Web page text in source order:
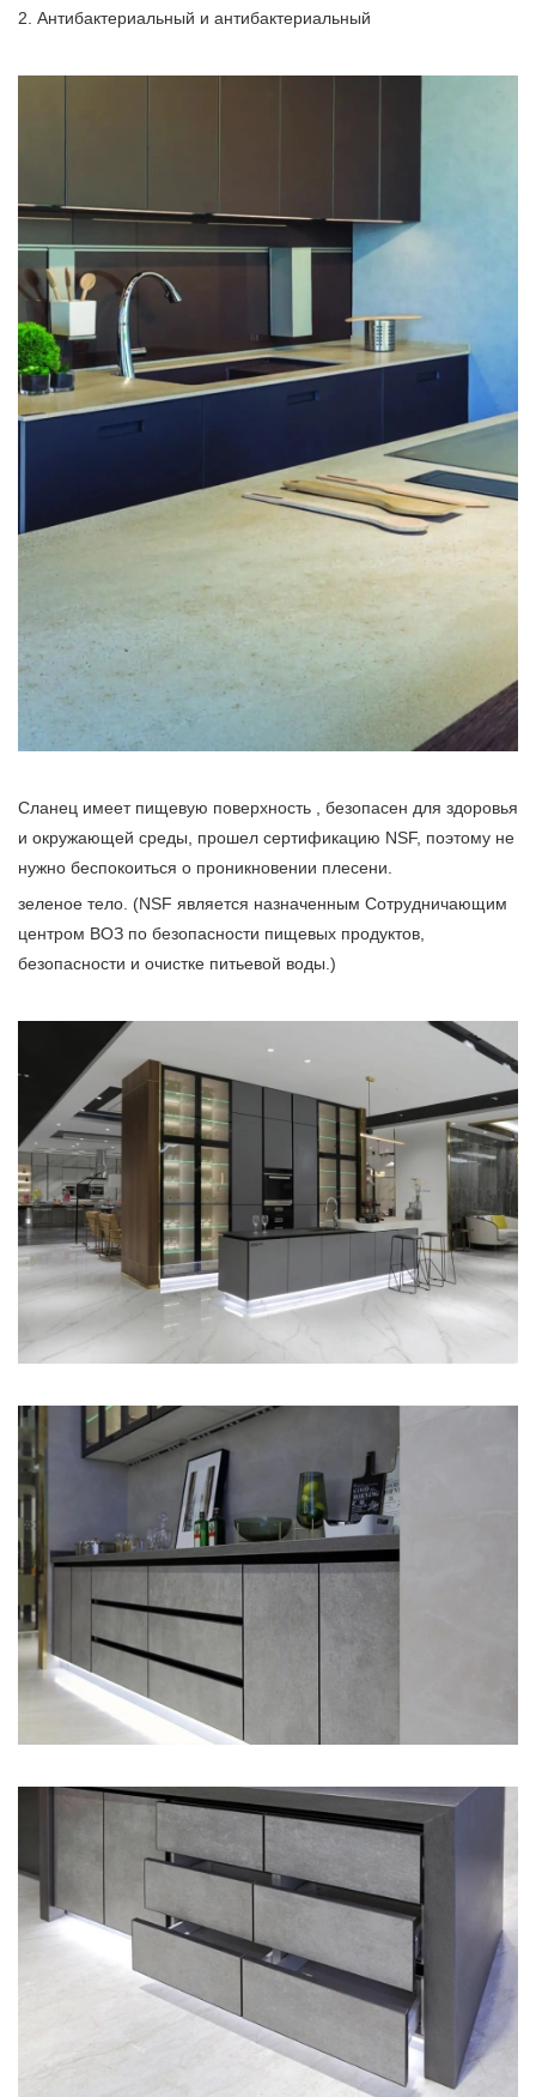
2. Антибактериальный и антибактериальный
Сланец имеет пищевую поверхность , безопасен для здоровья
и окружающей среды, прошел сертификацию NSF, поэтому не
нужно беспокоиться о проникновении плесени.
зеленое тело. (NSF является назначенным Сотрудничающим
центром ВОЗ по безопасности пищевых продуктов,
безопасности и очистке питьевой воды.)